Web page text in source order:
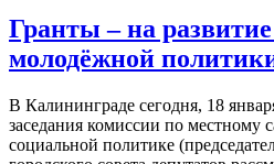
Гранты – на
молодёжной
В Калининграде сегодня, 18
заседания комиссии по местному
социальной политике